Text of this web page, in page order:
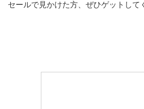
セールで見かけた方、ぜひゲットして